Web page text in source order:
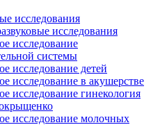
исследования
исследования
исследование
системы
исследование детей
исследование в акушерстве
исследование гинекология
исследование молочных